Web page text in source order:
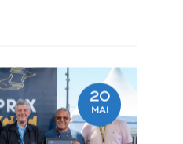
20
MAI